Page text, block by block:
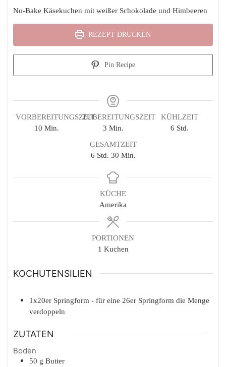
No-Bake Käsekuchen mit weißer Schokolade und Himbeeren
REZEPT DRUCKEN
Pin Recipe
VORBEREITUNGSZEIT
10Minuten
Min.
ZUBEREITUNGSZEIT
3Minuten
Min.
KÜHLZEIT
6 Stunden
Std.
GESAMTZEIT
6Stunden
Std. 30Minuten
Min.
KÜCHE
Amerika
PORTIONEN
1 Kuchen
KOCHUTENSILIEN
1x20er Springform - für eine 26er Springform die Menge
verdoppeln
ZUTATEN
Boden
50 g Butter